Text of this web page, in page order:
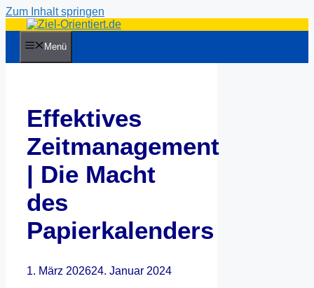
Zum Inhalt springen
Menü
Effektives
Zeitmanagement
| Die Macht
des
Papierkalenders
1. März 202624. Januar 2024